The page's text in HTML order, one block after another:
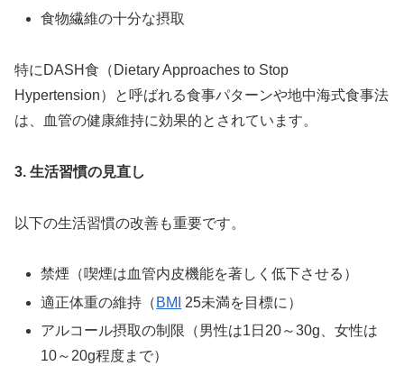
食物繊維の十分な摂取
特にDASH食（Dietary Approaches to Stop
Hypertension）と呼ばれる食事パターンや地中海式食事法
は、血管の健康維持に効果的とされています。
3. 生活習慣の見直し
以下の生活習慣の改善も重要です。
禁煙（喫煙は血管内皮機能を著しく低下させる）
適正体重の維持（ BMI
25未満を目標に）
アルコール摂取の制限（男性は1日20～30g、女性は
10～20g程度まで）